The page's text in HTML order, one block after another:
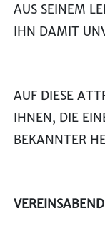
AUS SEINEM
IHN DAMIT
AUF DIESE
IHNEN, DIE
BEKANNTER